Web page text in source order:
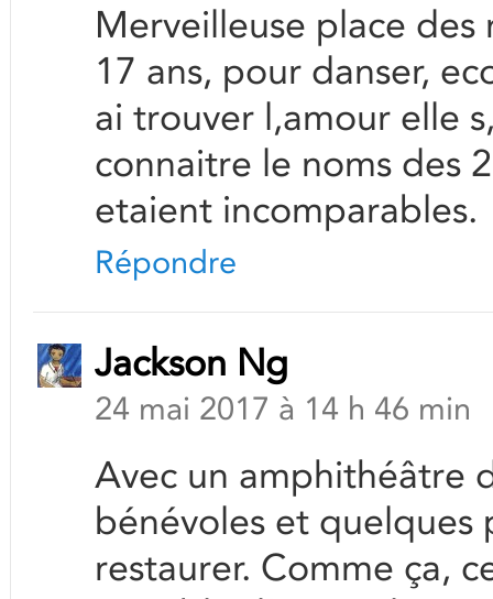
Merveilleuse place des
17 ans, pour danser,
ai trouver l,amour elle
connaitre le noms des
etaient incomparables.
Répondre
Jackson Ng
24 mai 2017 à 14 h 46 min
Avec un amphithéâtre
bénévoles et quelques
restaurer. Comme ça,